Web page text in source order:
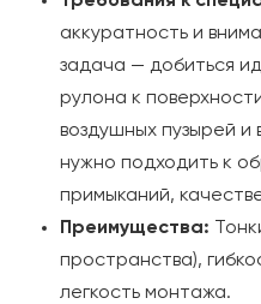
аккуратность и
задача — добиться
рулона к
воздушных пузырей
нужно подходить к
примыканий,
Преимущества:
пространства),
легкость монтажа.